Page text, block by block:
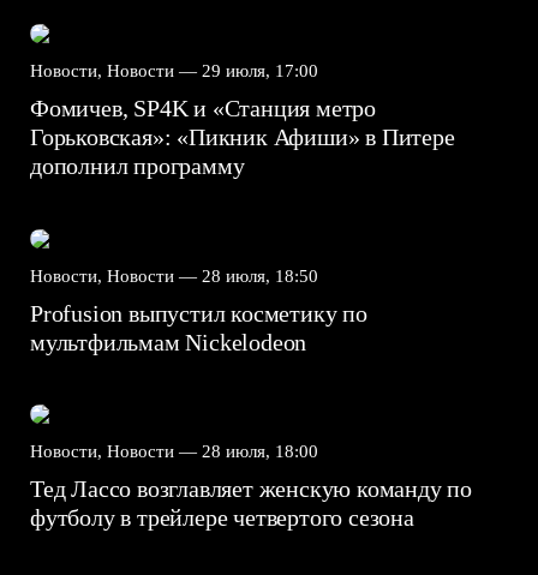
Новости, Новости — 29 июля, 17:00
Фомичев, SP4K и «Станция метро
Горьковская»: «Пикник Афиши» в Питере
дополнил программу
Новости, Новости — 28 июля, 18:50
Profusion выпустил косметику по
мультфильмам Nickelodeon
Новости, Новости — 28 июля, 18:00
Тед Лассо возглавляет женскую команду по
футболу в трейлере четвертого сезона